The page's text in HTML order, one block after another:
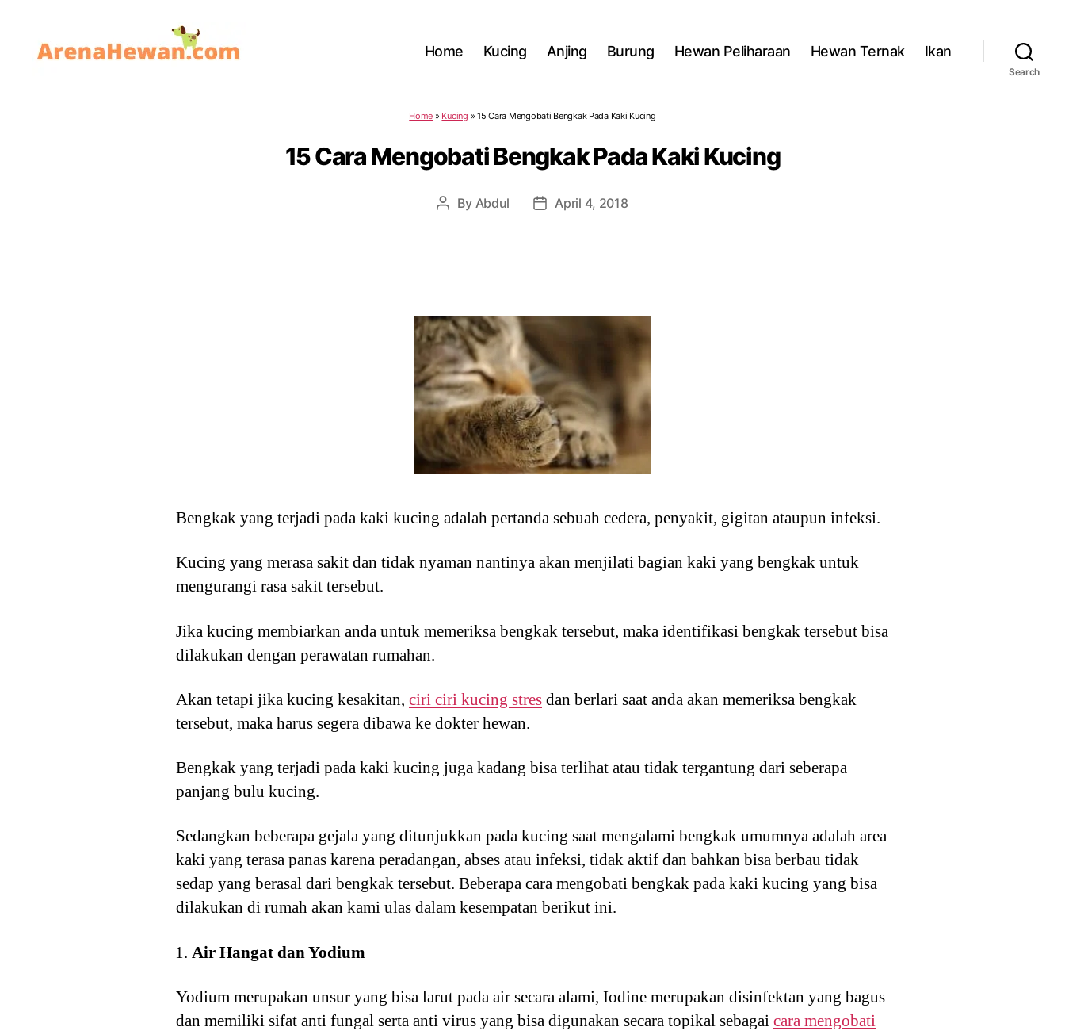
Home Kucing Anjing Burung Hewan Peliharaan Hewan Ternak Ikan
Search
Home » Kucing »15 Cara Mengobati Bengkak Pada Kaki Kucing
15 Cara Mengobati Bengkak Pada Kaki Kucing
Post
By Abdul
PostApril 4, 2018
Bengkak yang terjadi pada kaki kucing adalah pertanda sebuah cedera, penyakit, gigitan ataupun infeksi.
Kucing yang merasa sakit dan tidak nyaman nantinya akan menjilati bagian kaki yang bengkak untuk
mengurangi rasa sakit tersebut.
Jika kucing membiarkan anda untuk memeriksa bengkak tersebut, maka identifikasi bengkak tersebut bisa
dilakukan dengan perawatan rumahan.
Akan tetapi jika kucing kesakitan, ciri ciri kucing stres dan berlari saat anda akan memeriksa bengkak
tersebut, maka harus segera dibawa ke dokter hewan.
Bengkak yang terjadi pada kaki kucing juga kadang bisa terlihat atau tidak tergantung dari seberapa
panjang bulu kucing.
Sedangkan beberapa gejala yang ditunjukkan pada kucing saat mengalami bengkak umumnya adalah area
kaki yang terasa panas karena peradangan, abses atau infeksi, tidak aktif dan bahkan bisa berbau tidak
sedap yang berasal dari bengkak tersebut. Beberapa cara mengobati bengkak pada kaki kucing yang bisa
dilakukan di rumah akan kami ulas dalam kesempatan berikut ini.
Air Hangat dan Yodium
Yodium merupakan unsur yang bisa larut pada air secara alami, Iodine merupakan disinfektan yang bagus
dan memiliki sifat anti fungal serta anti virus yang bisa digunakan secara topikal sebagai cara mengobati